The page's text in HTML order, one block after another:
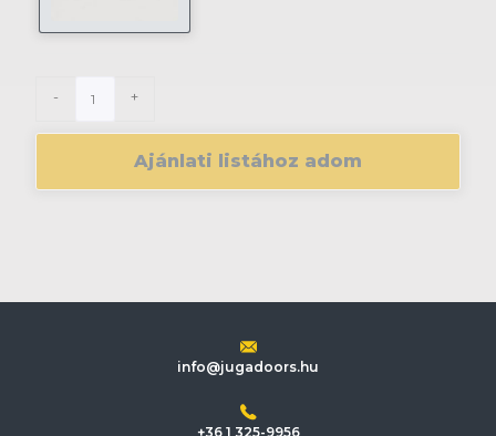
- +
Ajánlati listához adom
info@jugadoors.hu
+36 1 325-9956